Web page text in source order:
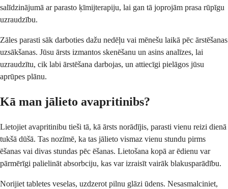
salīdzinājumā ar parasto ķīmijterapiju, lai gan tā joprojām prasa rūpīgu
uzraudzību.
Zāles parasti sāk darboties dažu nedēļu vai mēnešu laikā pēc ārstēšanas
uzsākšanas. Jūsu ārsts izmantos skenēšanu un asins analīzes, lai
uzraudzītu, cik labi ārstēšana darbojas, un attiecīgi pielāgos jūsu
aprūpes plānu.
Kā man jālieto avapritinibs?
Lietojiet avapritinibu tieši tā, kā ārsts norādījis, parasti vienu reizi dienā
tukšā dūšā. Tas nozīmē, ka tas jālieto vismaz vienu stundu pirms
ēšanas vai divas stundas pēc ēšanas. Lietošana kopā ar ēdienu var
pārmērīgi palielināt absorbciju, kas var izraisīt vairāk blakusparādību.
Norijiet tabletes veselas, uzdzerot pilnu glāzi ūdens. Nesasmalciniet,